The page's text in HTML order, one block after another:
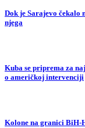
Dok je Sarajevo čekalo
njega
Kuba se priprema za
o američkoj intervenciji
Kolone na granici BiH-